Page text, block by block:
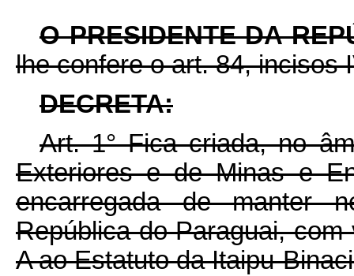
O PRESIDENTE DA
lhe confere o art. 84, incisos
DECRETA:
Art. 1° Fica criada, no
Exteriores e de Minas e
encarregada de manter
República do Paraguai,
A ao Estatuto da Itaipu-